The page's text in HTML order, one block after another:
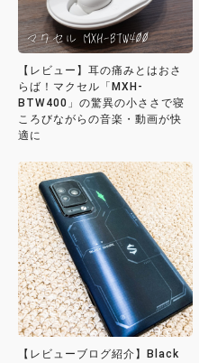
【レビュー】耳の痛みとはおさ
らば！マクセル「MXH-
BTW400」の驚異の小ささで寝
ころびながらの音楽・動画が快
適に
【レビューブログ紹介】Black